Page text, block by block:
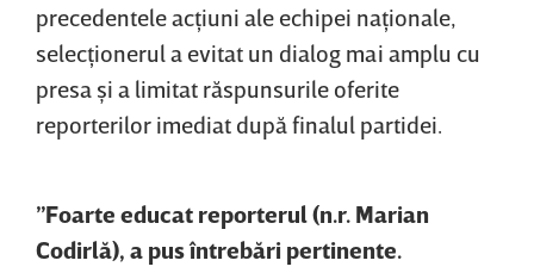
precedentele acţiuni ale echipei naţionale,
selecţionerul a evitat un dialog mai amplu cu
presa şi a limitat răspunsurile oferite
reporterilor imediat după finalul partidei.
”Foarte educat reporterul (n.r. Marian
Codirlă), a pus întrebări pertinente.